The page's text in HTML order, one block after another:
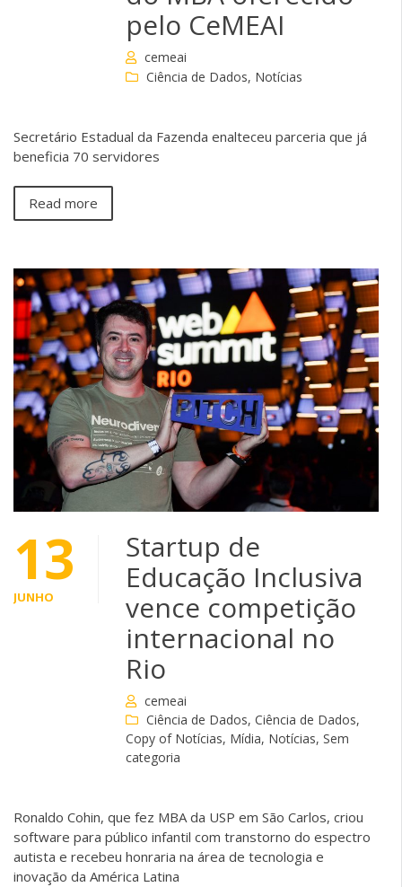
pelo CeMEAI
cemeai
Ciência de Dados, Notícias
Secretário Estadual da Fazenda enalteceu parceria que já
beneficia 70 servidores
Read more
13
JUNHO
Startup de
Educação Inclusiva
vence competição
internacional no
Rio
cemeai
Ciência de Dados, Ciência de Dados,
Copy of Notícias, Mídia, Notícias, Sem
categoria
Ronaldo Cohin, que fez MBA da USP em São Carlos, criou
software para público infantil com transtorno do espectro
autista e recebeu honraria na área de tecnologia e
inovação da América Latina